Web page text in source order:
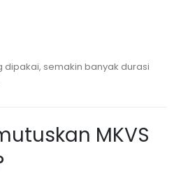
dipakai, semakin banyak durasi
MKVS